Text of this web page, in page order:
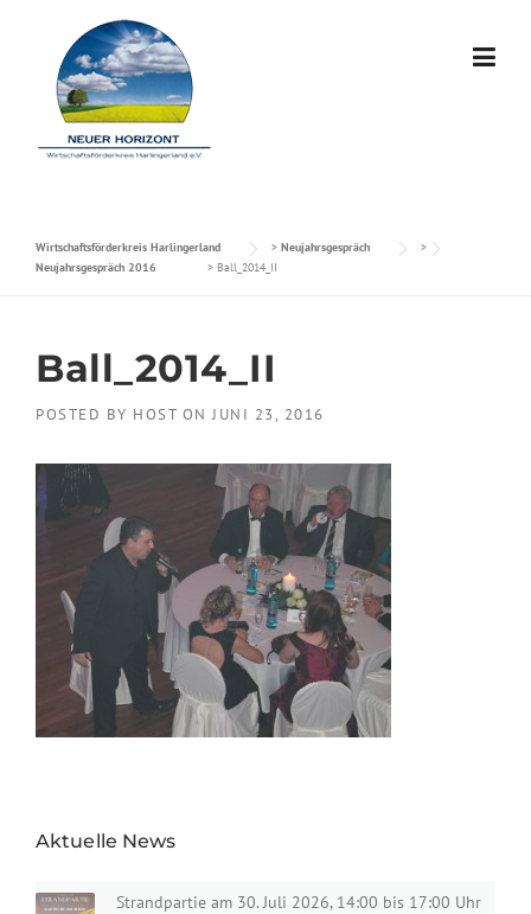
Wirtschaftsförderkreis Harlingerland > Neujahrsgespräch
>
Neujahrsgespräch 2016
> Ball_2014_II
Ball_2014_II
POSTED BY HOST ONJUNI 23, 2016
Aktuelle News
Strandpartie am 30. Juli 2026, 14:00 bis 17:00 Uhr